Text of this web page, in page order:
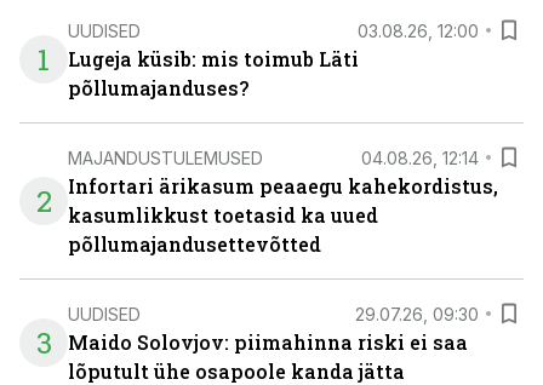
1
UUDISED 03.08.26, 12:00
Lugeja küsib: mis toimub Läti
põllumajanduses?
2
MAJANDUSTULEMUSED 04.08.26, 12:14
Infortari ärikasum peaaegu kahekordistus,
kasumlikkust toetasid ka uued
põllumajandusettevõtted
3
UUDISED 29.07.26, 09:30
Maido Solovjov: piimahinna riski ei saa
lõputult ühe osapoole kanda jätta